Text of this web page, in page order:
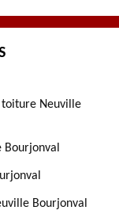
Neuville
Bourjonval